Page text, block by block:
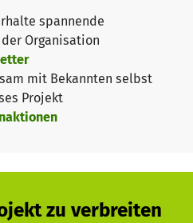
spannende
Organisation
mit Bekannten selbst
Projekt
zu verbreiten